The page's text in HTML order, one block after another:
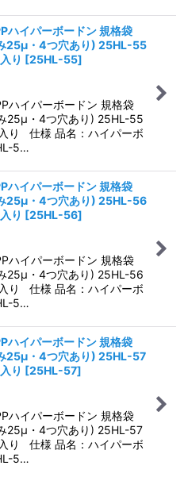
ハイパーボードン 規格袋
25μ・4つ穴あり) 25HL-55
り [25HL-55]
ハイパーボードン 規格袋
25μ・4つ穴あり) 25HL-55
り 仕様 品名：ハイパーボ
5…
ハイパーボードン 規格袋
25μ・4つ穴あり) 25HL-56
り [25HL-56]
ハイパーボードン 規格袋
25μ・4つ穴あり) 25HL-56
り 仕様 品名：ハイパーボ
5…
ハイパーボードン 規格袋
25μ・4つ穴あり) 25HL-57
り [25HL-57]
ハイパーボードン 規格袋
25μ・4つ穴あり) 25HL-57
り 仕様 品名：ハイパーボ
5…